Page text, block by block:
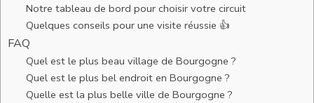
Notre tableau de bord pour choisir votre circuit
Quelques conseils pour une visite réussie 👍
FAQ
Quel est le plus beau village de Bourgogne ?
Quel est le plus bel endroit en Bourgogne ?
Quelle est la plus belle ville de Bourgogne ?